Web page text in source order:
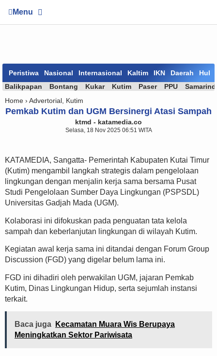
Menu
Peristiwa Nasional Internasional Kaltim IKN Daerah
Balikpapan
Bontang Kukar Kutim Paser PPU
Home › Advertorial Kutim
Pemkab Kutim dan UGM Bersinergi Atasi Sampah
ktmd - katamedia.co
Selasa, 18 Nov 2025 06:51 WITA
KATAMEDIA, Sangatta- Pemerintah Kabupaten Kutai Timur
(Kutim) mengambil langkah strategis dalam pengelolaan
lingkungan dengan menjalin kerja sama bersama Pusat
Studi Pengelolaan Sumber Daya Lingkungan (PSPSDL)
Universitas Gadjah Mada (UGM).
Kolaborasi ini difokuskan pada penguatan tata kelola
sampah dan keberlanjutan lingkungan di wilayah Kutim.
Kegiatan awal kerja sama ini ditandai dengan Forum Group
Discussion (FGD) yang digelar belum lama ini.
FGD ini dihadiri oleh perwakilan UGM, jajaran Pemkab
Kutim, Dinas Lingkungan Hidup, serta sejumlah instansi
terkait.
Baca juga
Kecamatan Muara Wis Berupaya
Meningkatkan Sektor Pariwisata